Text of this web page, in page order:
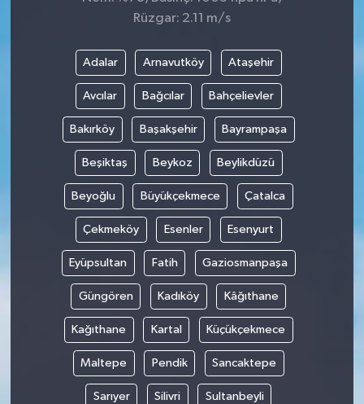
Rüzgar: 2.11 m/s
Adalar Arnavutköy Ataşehir
Avcılar Bağcılar Bahçelievler
Bakırköy Başakşehir Bayrampaşa
Beşiktaş Beykoz Beylikdüzü
Beyoğlu Büyükçekmece Çatalca
Çekmeköy Esenler Esenyurt
Eyüpsultan Fatih Gaziosmanpaşa
Güngören Kadıköy Kâğıthane
Kağıthane Kartal Küçükçekmece
Maltepe Pendik Sancaktepe
Sarıyer Silivri Sultanbeyli